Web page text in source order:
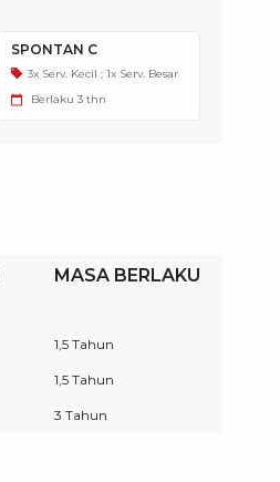
SPONTAN C
3x Serv. Kecil ; 1x Serv. Besar
Berlaku 3 thn
MASA BERLAKU
1,5 Tahun
1,5 Tahun
3 Tahun